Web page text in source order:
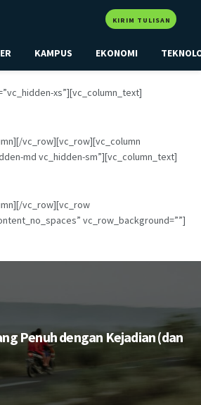
KIRIM TULISAN
KAMPUS EKONOMI
xs”][vc_column_text]
vc_row][vc_row][vc_column
md vc_hidden-sm”][vc_column_text]
vc_row][vc_row
vc_row_background=””]
Penuh dengan Kejadian (dan